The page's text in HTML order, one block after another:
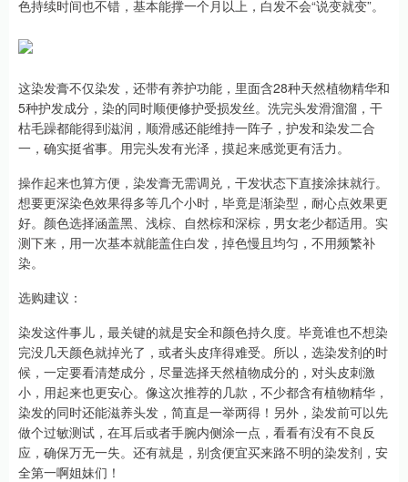
色持续时间也不错，基本能撑一个月以上，白发不会“说变就变”。
这染发膏不仅染发，还带有养护功能，里面含28种天然植物精华和
5种护发成分，染的同时顺便修护受损发丝。洗完头发滑溜溜，干
枯毛躁都能得到滋润，顺滑感还能维持一阵子，护发和染发二合
一，确实挺省事。用完头发有光泽，摸起来感觉更有活力。
操作起来也算方便，染发膏无需调兑，干发状态下直接涂抹就行。
想要更深染色效果得多等几个小时，毕竟是渐染型，耐心点效果更
好。颜色选择涵盖黑、浅棕、自然棕和深棕，男女老少都适用。实
测下来，用一次基本就能盖住白发，掉色慢且均匀，不用频繁补
染。
选购建议：
染发这件事儿，最关键的就是安全和颜色持久度。毕竟谁也不想染
完没几天颜色就掉光了，或者头皮痒得难受。所以，选染发剂的时
候，一定要看清楚成分，尽量选择天然植物成分的，对头皮刺激
小，用起来也更安心。像这次推荐的几款，不少都含有植物精华，
染发的同时还能滋养头发，简直是一举两得！另外，染发前可以先
做个过敏测试，在耳后或者手腕内侧涂一点，看看有没有不良反
应，确保万无一失。还有就是，别贪便宜买来路不明的染发剂，安
全第一啊姐妹们！